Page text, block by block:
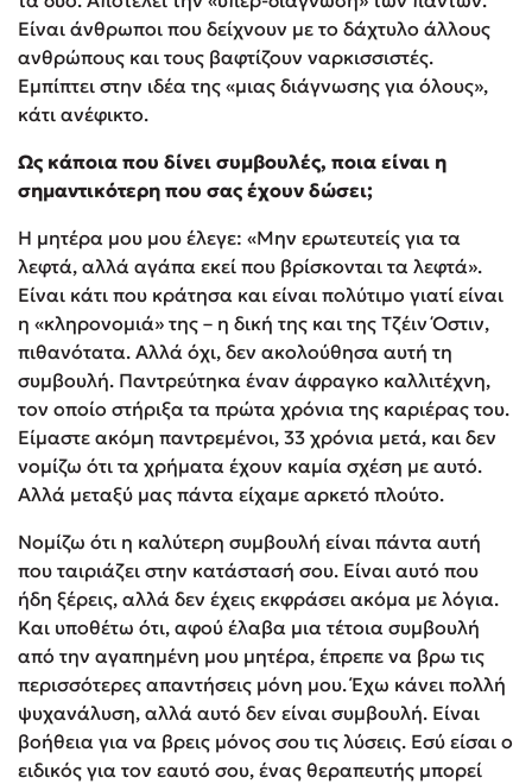
Είναι άνθρωποι που δείχνουν με το δάχτυλο άλλους
ανθρώπους και τους βαφτίζουν ναρκισσιστές.
Εμπίπτει στην ιδέα της «μιας διάγνωσης για όλους»,
κάτι ανέφικτο.
Ως κάποια που δίνει συμβουλές, ποια είναι η
σημαντικότερη που σας έχουν δώσει;
Η μητέρα μου μου έλεγε: «Μην ερωτευτείς για τα
λεφτά, αλλά αγάπα εκεί που βρίσκονται τα λεφτά».
Είναι κάτι που κράτησα και είναι πολύτιμο γιατί είναι
η «κληρονομιά» της – η δική της και της Τζέιν Όστιν,
πιθανότατα. Αλλά όχι, δεν ακολούθησα αυτή τη
συμβουλή. Παντρεύτηκα έναν άφραγκο καλλιτέχνη,
τον οποίο στήριξα τα πρώτα χρόνια της καριέρας του.
Είμαστε ακόμη παντρεμένοι, 33 χρόνια μετά, και δεν
νομίζω ότι τα χρήματα έχουν καμία σχέση με αυτό.
Αλλά μεταξύ μας πάντα είχαμε αρκετό πλούτο.
Νομίζω ότι η καλύτερη συμβουλή είναι πάντα αυτή
που ταιριάζει στην κατάστασή σου. Είναι αυτό που
ήδη ξέρεις, αλλά δεν έχεις εκφράσει ακόμα με λόγια.
Και υποθέτω ότι, αφού έλαβα μια τέτοια συμβουλή
από την αγαπημένη μου μητέρα, έπρεπε να βρω τις
περισσότερες απαντήσεις μόνη μου. Έχω κάνει πολλή
ψυχανάλυση, αλλά αυτό δεν είναι συμβουλή. Είναι
βοήθεια για να βρεις μόνος σου τις λύσεις. Εσύ είσαι ο
ειδικός για τον εαυτό σου, ένας θεραπευτής μπορεί